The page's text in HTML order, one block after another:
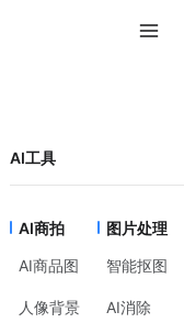
AI工具
AI商拍
AI商品图
人像背景
图片处理
智能抠图
AI消除
材快速搞
是线上传播还是线下
素快速完成。在美图